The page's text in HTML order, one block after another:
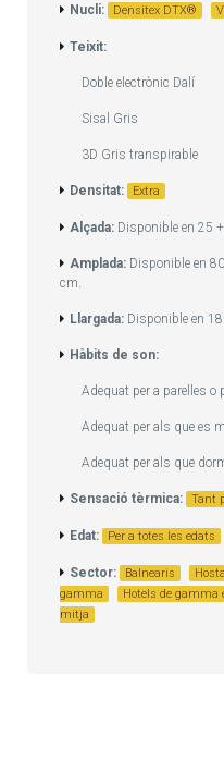
Nucli: Densitex DTX®
Teixit:
Doble electrònic Dalí
Sisal Gris
3D Gris transpirable
Densitat: Extra
Alçada: Disponible en 25
Amplada: Disponible en
cm.
Llargada: Disponible en
Hàbits de son:
Adequat per a parelles o
Adequat per als que es
Adequat per als que
Sensació tèrmica: Tant
Edat: Per a totes les edats
Sector: Balnearis
gamma
Hotels de gamma
mitja